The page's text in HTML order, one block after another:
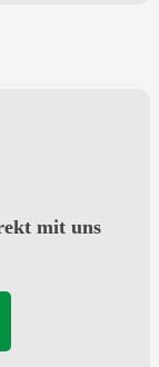
mit uns